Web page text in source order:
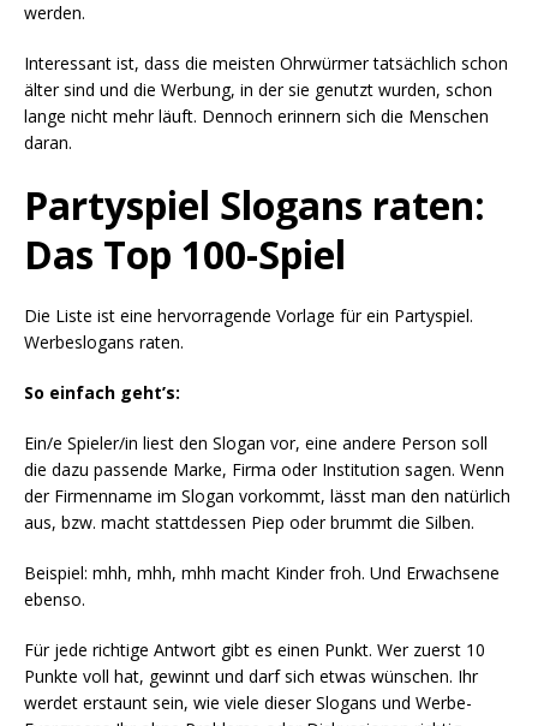
werden.
Interessant ist, dass die meisten Ohrwürmer tatsächlich schon
älter sind und die Werbung, in der sie genutzt wurden, schon
lange nicht mehr läuft. Dennoch erinnern sich die Menschen
daran.
Partyspiel Slogans raten:
Das Top 100-Spiel
Die Liste ist eine hervorragende Vorlage für ein Partyspiel.
Werbeslogans raten.
So einfach geht’s:
Ein/e Spieler/in liest den Slogan vor, eine andere Person soll
die dazu passende Marke, Firma oder Institution sagen. Wenn
der Firmenname im Slogan vorkommt, lässt man den natürlich
aus, bzw. macht stattdessen Piep oder brummt die Silben.
Beispiel: mhh, mhh, mhh macht Kinder froh. Und Erwachsene
ebenso.
Für jede richtige Antwort gibt es einen Punkt. Wer zuerst 10
Punkte voll hat, gewinnt und darf sich etwas wünschen. Ihr
werdet erstaunt sein, wie viele dieser Slogans und Werbe-